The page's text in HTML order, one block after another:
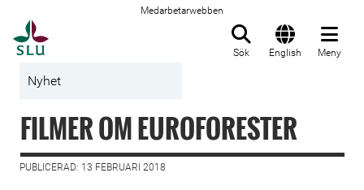
Medarbetarwebben
Sök English Meny
Nyhet
FILMER OM EUROFORESTER
PUBLICERAD: 13 FEBRUARI 2018